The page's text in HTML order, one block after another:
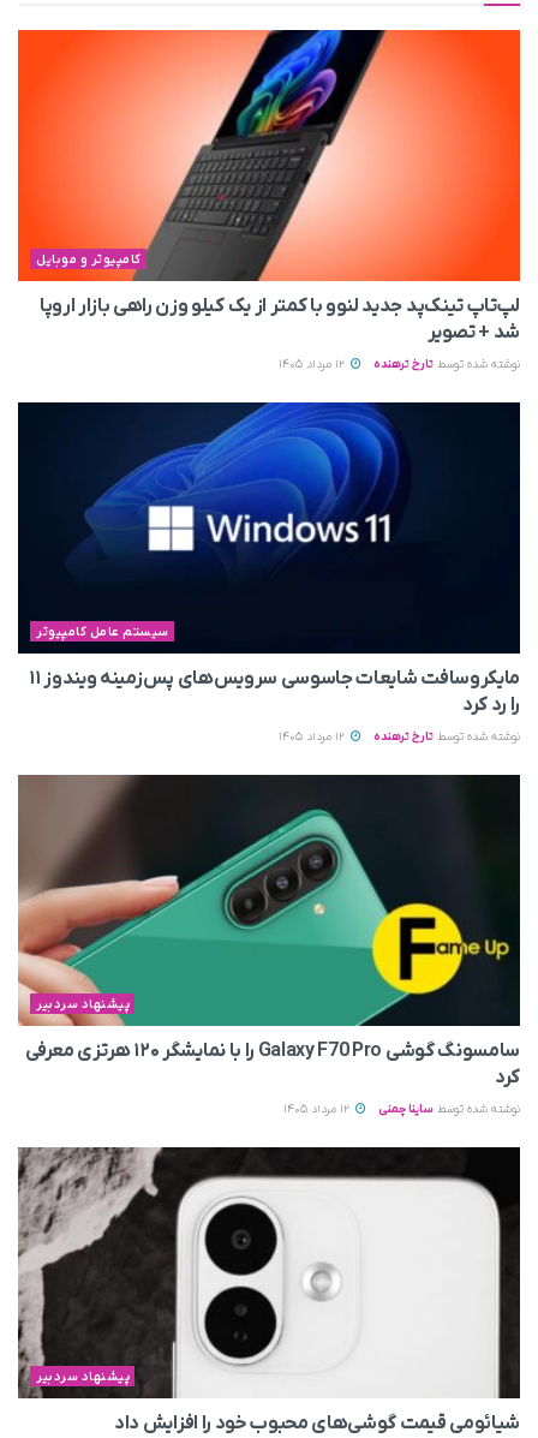
کامپیوتر و موبایل
لپ‌تاپ تینک‌پد جدید لنوو با کمتر از یک کیلو وزن راهی بازار اروپا
شد + تصویر
نوشته شده توسط تارخ ترهنده
سیستم عامل کامپیوتر
مایکروسافت شایعات جاسوسی سرویس‌های پس‌زمینه ویندوز ۱۱
را رد کرد
نوشته شده توسط تارخ ترهنده
پیشنهاد سردبیر
سامسونگ گوشی Galaxy F70 Pro را با نمایشگر ۱۲۰ هرتزی معرفی
کرد
نوشته شده توسط ساینا چمنی
پیشنهاد سردبیر
شیائومی قیمت گوشی‌های محبوب خود را افزایش داد